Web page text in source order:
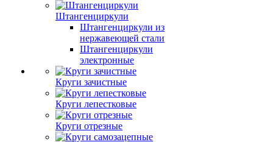
Штангенциркули
Штангенциркули из
нержавеющей стали
Штангенциркули
электронные
Круги зачистные
Круги лепестковые
Круги отрезные